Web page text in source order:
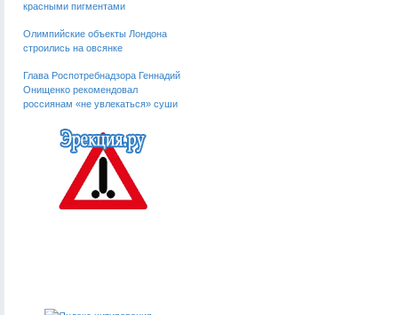
красными пигментами
Олимпийские объекты Лондона
строились на овсянке
Глава Роспотребнадзора Геннадий
Онищенко рекомендовал
россиянам «не увлекаться» суши